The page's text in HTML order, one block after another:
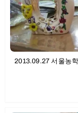
2013.09.27 서울농